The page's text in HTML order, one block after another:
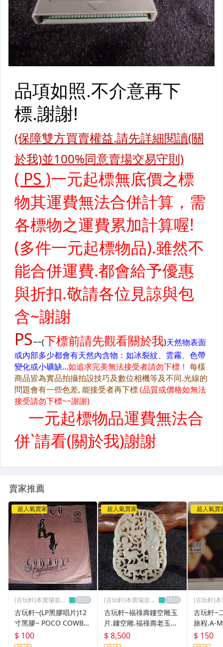
賣家推薦
超人氣賣家
(古玩軒)本賣場並無
古玩軒~(LP黑膠唱片)12
寸黑膠~ POCO COWBO
YS~KMG740
$ 100
超人氣賣家
(古玩軒)本賣場並無
古玩軒~福祿壽鏤空雕玉
片.鏤空雕.福祿壽老玉雕.
玉墜.吊墬.墬子.玉片.玉
飾.玉珮.DEF77
$ 8,500
超人氣賣
(古玩軒)
古玩軒~
旅程.A-
傲.愛已
地.你的
$ 150